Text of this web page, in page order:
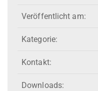
Veröffentlicht am:
Kategorie:
Kontakt:
Downloads: